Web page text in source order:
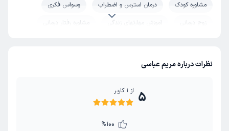
مشاوره کودک درمان استرس و اضطراب
وسواس فکری
زوج درمانی
آموزش مهارتهای زندگی
مشاوره رفتار درمانی
روان درمانی
سکس تراپی
نظرات درباره مریم عباسی
5 از 1 کاربر
%100